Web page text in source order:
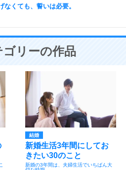
なくても、誓いは必要。
ゴリーの作品
結婚
新婚生活3年間にしてお
きたい30のこと
新婚の3年間は、夫婦生活でいちばん大